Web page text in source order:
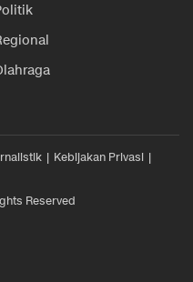
Kebijakan Privasi
Reserved